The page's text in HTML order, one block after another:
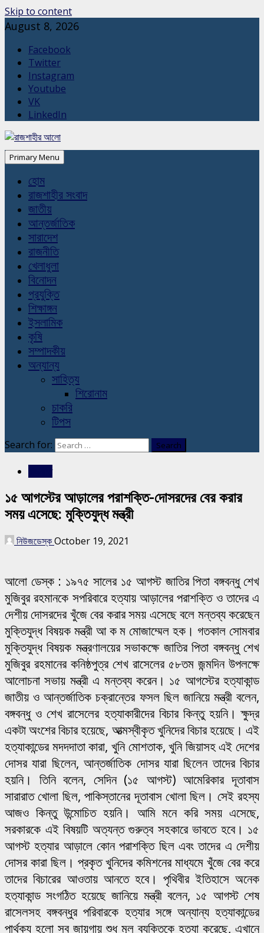
Skip to content
August 8, 2026
Facebook
Twitter
Instagram
Youtube
VK
LinkedIn
Primary Menu
হোম
রাজশাহীর সংবাদ
জাতীয়
আন্তর্জাতিক
সারাদেশ
রাজনীতি
খেলাধুলা
বিনোদন
প্রযুক্তি
শিক্ষাঙ্গন
ইসলামিক
কৃষি
সম্পাদকীয়
অন্যান্য
সাহিত্য
শিরোনাম
চাকরি
টিপস
Search for:
১৫ আগস্টের আড়ালের পরাশক্তি-দোসরদের বের করার
সময় এসেছে: মুক্তিযুদ্ধ মন্ত্রী
নিউজডেস্কOctober 19, 2021
আলো ডেস্ক : ১৯৭৫ সালের ১৫ আগস্ট জাতির পিতা বঙ্গবন্ধু শেখ
মুজিবুর রহমানকে সপরিবারে হত্যায় আড়ালের পরাশক্তি ও তাদের এ
দেশীয় দোসরদের খুঁজে বের করার সময় এসেছে বলে মন্তব্য করেছেন
মুক্তিযুদ্ধ বিষয়ক মন্ত্রী আ ক ম মোজাম্মেল হক। গতকাল সোমবার
মুক্তিযুদ্ধ বিষয়ক মন্ত্রণালয়ের সভাকক্ষে জাতির পিতা বঙ্গবন্ধু শেখ
মুজিবুর রহমানের কনিষ্ঠপুত্র শেখ রাসেলের ৫৮তম জন্মদিন উপলক্ষে
আলোচনা সভায় মন্ত্রী এ মন্তব্য করেন। ১৫ আগস্টের হত্যাকান্ড
জাতীয় ও আন্তর্জাতিক চক্রান্তের ফসল ছিল জানিয়ে মন্ত্রী বলেন,
বঙ্গবন্ধু ও শেখ রাসেলের হত্যাকারীদের বিচার কিন্তু হয়নি। ক্ষুদ্র
একটা অংশের বিচার হয়েছে, আত্মস্বীকৃত খুনিদের বিচার হয়েছে। এই
হত্যাকান্ডের মদদদাতা কারা, খুনি মোশতাক, খুনি জিয়াসহ এই দেশের
দোসর যারা ছিলেন, আন্তর্জাতিক দোসর যারা ছিলেন তাদের বিচার
হয়নি। তিনি বলেন, সেদিন (১৫ আগস্ট) আমেরিকার দূতাবাস
সারারাত খোলা ছিল, পাকিস্তানের দূতাবাস খোলা ছিল। সেই রহস্য
আজও কিন্তু উন্মোচিত হয়নি। আমি মনে করি সময় এসেছে,
সরকারকে এই বিষয়টি অত্যন্ত গুরুত্ব সহকারে ভাবতে হবে। ১৫
আগস্ট হত্যার আড়ালে কোন পরাশক্তি ছিল এবং তাদের এ দেশীয়
দোসর কারা ছিল। প্রকৃত খুনিদের কমিশনের মাধ্যমে খুঁজে বের করে
তাদের বিচারের আওতায় আনতে হবে। পৃথিবীর ইতিহাসে অনেক
হত্যাকান্ড সংগঠিত হয়েছে জানিয়ে মন্ত্রী বলেন, ১৫ আগস্ট শেষ
রাসেলসহ বঙ্গবন্ধুর পরিবারকে হত্যার সঙ্গে অন্যান্য হত্যাকান্ডের
পার্থক্য হলো সব জায়গায় শুধু মূল ব্যক্তিকে হত্যা করেছে, এখানে